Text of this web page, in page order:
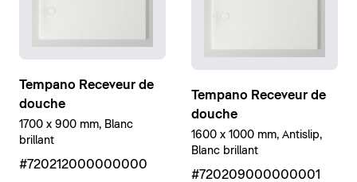
Tempano Receveur de
douche
1700 x 900 mm, Blanc
brillant
#720212000000000
Tempano Receveur de
douche
1600 x 1000 mm, Antislip,
Blanc brillant
#720209000000001